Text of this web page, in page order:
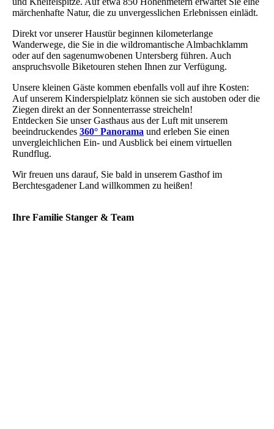
märchenhafte Natur, die zu unvergesslichen Erlebnissen einlädt.
Direkt vor unserer Haustür beginnen kilometerlange
Wanderwege, die Sie in die wildromantische Almbachklamm
oder auf den sagenumwobenen Untersberg führen. Auch
anspruchsvolle Biketouren stehen Ihnen zur Verfügung.
Unsere kleinen Gäste kommen ebenfalls voll auf ihre Kosten:
Auf unserem Kinderspielplatz können sie sich austoben oder die
Ziegen direkt an der Sonnenterrasse streicheln!
Entdecken Sie unser Gasthaus aus der Luft mit unserem
beeindruckendes 360° Panorama und erleben Sie einen
unvergleichlichen Ein- und Ausblick bei einem virtuellen
Rundflug.
Wir freuen uns darauf, Sie bald in unserem Gasthof im
Berchtesgadener Land willkommen zu heißen!
Ihre Familie Stanger & Team